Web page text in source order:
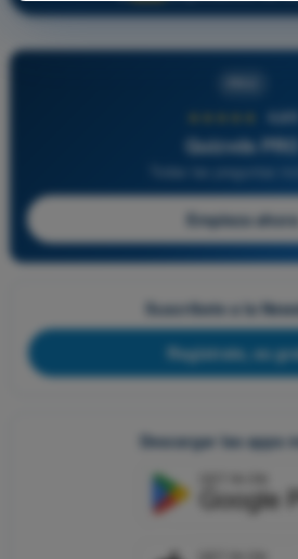
4,6/5
Quizvds PRO
Empieza ahora
Suscríbete a la
Regístrate, es
Descargar las apps